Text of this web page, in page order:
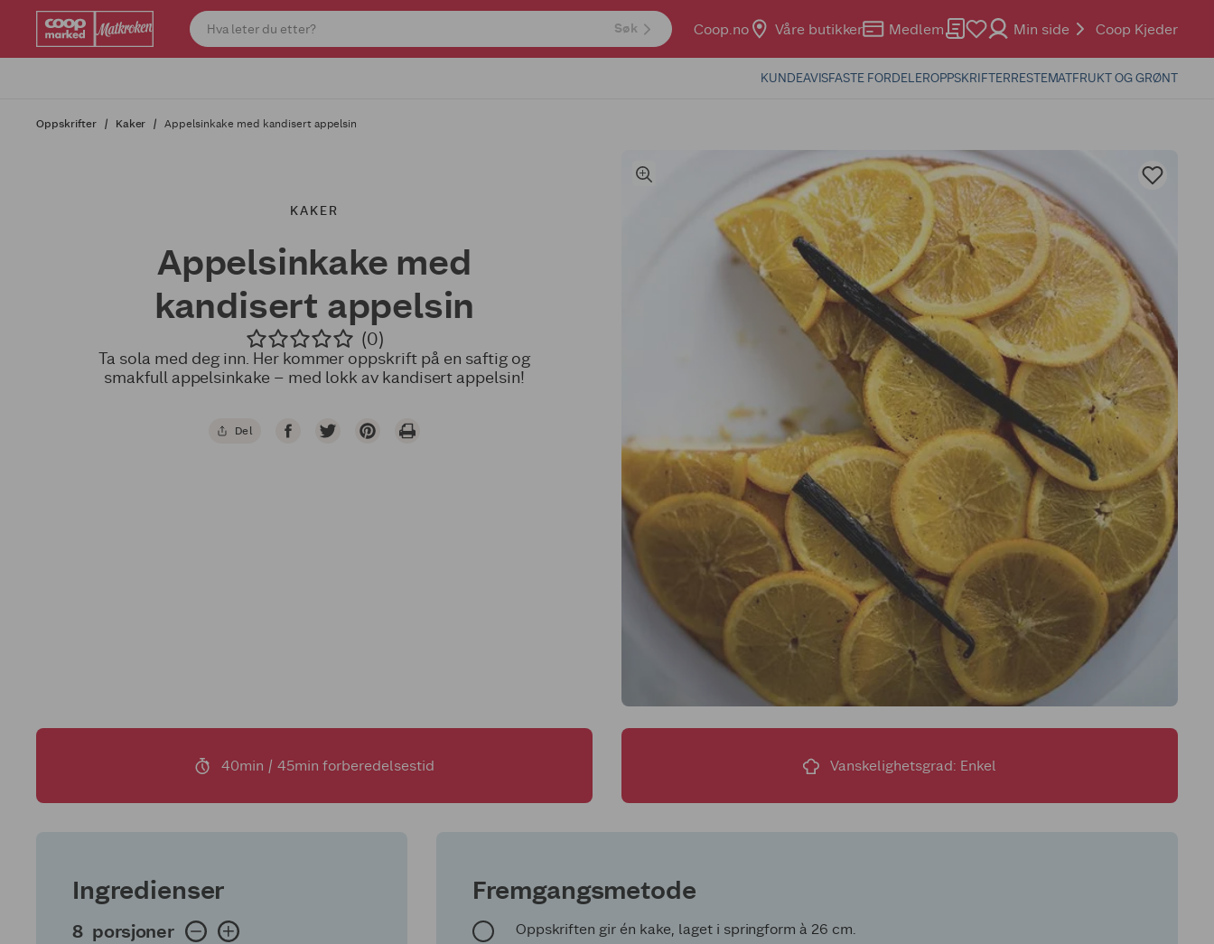
Søk Coop.no Våre butikker Medlem Min side Coop Kjeder
KUNDEAVISFASTE FORDELEROPPSKRIFTERRESTEMATFRUKT OG GRØNT
Oppskrifter Kaker Appelsinkake med kandisert appelsin
KAKER
Appelsinkake med
kandisert appelsin
(0)
Ta sola med deg inn. Her kommer oppskrift på en saftig og
smakfull appelsinkake – med lokk av kandisert appelsin!
Del
40min / 45min forberedelsestid Vanskelighetsgrad: Enkel
Ingredienser
8 porsjoner
8 porsjoner
Fremgangsmetode
Oppskriften gir én kake, laget i springform à 26 cm.